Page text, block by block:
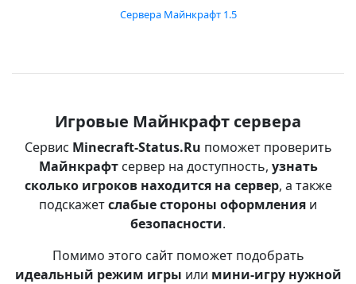
Сервера Майнкрафт 1.5
Игровые Майнкрафт сервера
Сервис Minecraft-Status.Ru поможет проверить
Майнкрафтсервер на доступность, узнать
сколько игроков находится на сервер, а также
подскажетслабые стороны оформления и
безопасности.
Помимо этого сайт поможет подобрать
идеальный режим игры или мини-игру нужной